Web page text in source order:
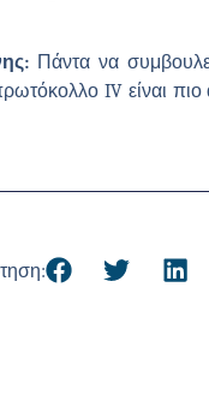
Πάντα να
IV είναι πιο